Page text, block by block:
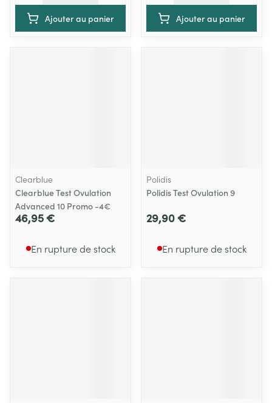
Ajouter au panier Ajouter au panier
Clearblue
Clearblue Test Ovulation
Advanced 10 Promo -4€
46,95 €
En rupture de stock
Polidis
Polidis Test Ovulation 9
29,90 €
En rupture de stock